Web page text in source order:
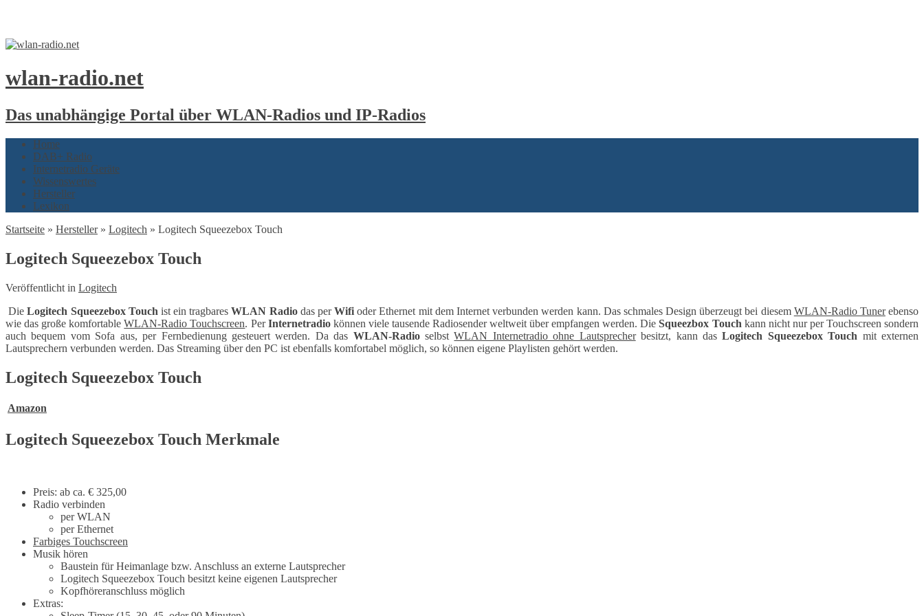
wlan-radio.net
Das unabhängige Portal über WLAN-Radios und IP-Radios
Home
DAB+ Radio
Internetradio Geräte
Wissenswertes
Hersteller
Lexikon
Startseite » Hersteller » Logitech » Logitech Squeezebox Touch
Logitech Squeezebox Touch
Veröffentlicht in Logitech
DieLogitech Squeezebox Touch ist ein tragbaresWLAN Radiodas perWifi oder Ethernet mit dem Internet verbunden werden kann. Das schmales Design überzeugt bei diesem WLAN-Radio Tunerebenso
wie das große komfortableWLAN-Radio Touchscreen. PerInternetradiokönnen viele tausende Radiosender weltweit über empfangen werden. DieSqueezbox Touch kann nicht nur per Touchscreen sondern
auch bequem vom Sofa aus, per Fernbedienung gesteuert werden. Da das WLAN-RadioselbstWLAN Internetradio ohne Lautsprecherbesitzt, kann dasLogitech Squeezebox Touch mit externen
Lautsprechern verbunden werden. Das Streaming über den PC ist ebenfalls komfortabel möglich, so können eigene Playlisten gehört werden.
Logitech Squeezebox Touch
Amazon
Logitech Squeezebox Touch Merkmale
Preis: ab ca. € 325,00
Radio verbinden
per WLAN
per Ethernet
Farbiges Touchscreen
Musik hören
Baustein für Heimanlage bzw. Anschluss an externe Lautsprecher
Logitech Squeezebox Touch besitzt keine eigenen Lautsprecher
Kopfhöreranschluss möglich
Extras: